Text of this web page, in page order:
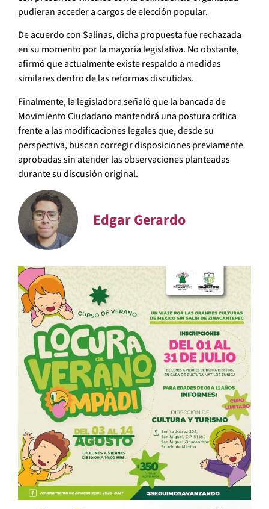
pudieran acceder a cargos de elección popular.
De acuerdo con Salinas, dicha propuesta fue rechazada
en su momento por la mayoría legislativa. No obstante,
afirmó que actualmente existe respaldo a medidas
similares dentro de las reformas discutidas.
Finalmente, la legisladora señaló que la bancada de
Movimiento Ciudadano mantendrá una postura crítica
frente a las modificaciones legales que, desde su
perspectiva, buscan corregir disposiciones previamente
aprobadas sin atender las observaciones planteadas
durante su discusión original.
Edgar Gerardo